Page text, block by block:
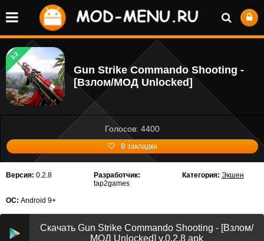
3.2
Gun Strike Commando Shooting -
[Взлом/МОД Unlocked]
Голосов: 4400
В закладки
Версия: 0.2.8
Разработчик:
tap2games
Категория: Экшен
ОС: Android 9+
Скачать Gun Strike Commando Shooting - [Взлом/
МОД Unlocked] v.0.2.8 apk